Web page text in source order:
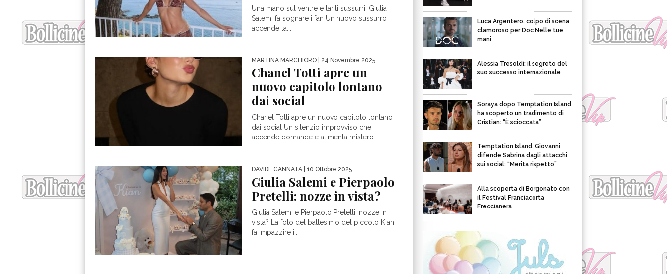
Una mano sul ventre e tanti sussurri: Giulia
Salemi fa sognare i fan Un nuovo sussurro
accende la...
MARTINA MARCHIORO | 24 Novembre 2025
Chanel Totti apre un
nuovo capitolo lontano
dai social
Chanel Totti apre un nuovo capitolo lontano
dai social Un silenzio improvviso che
accende domande e alimenta mistero...
DAVIDE CANNATA | 10 Ottobre 2025
Giulia Salemi e Pierpaolo
Pretelli: nozze in vista?
Giulia Salemi e Pierpaolo Pretelli: nozze in
vista? La foto del battesimo del piccolo Kian
fa impazzire i...
Luca Argentero, colpo di scena
clamoroso per Doc Nelle tue
mani
Alessia Tresoldi: il segreto del
suo successo internazionale
Soraya dopo Temptation Island
ha scoperto un tradimento di
Cristian: “È scioccata”
Temptation Island, Giovanni
difende Sabrina dagli attacchi
sui social: “Merita rispetto”
Alla scoperta di Borgonato con
il Festival Franciacorta
Freccianera